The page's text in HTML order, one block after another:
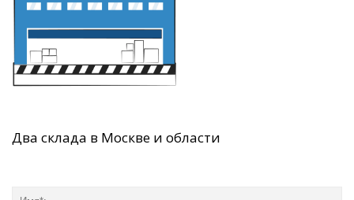
Два склада в Москве и области